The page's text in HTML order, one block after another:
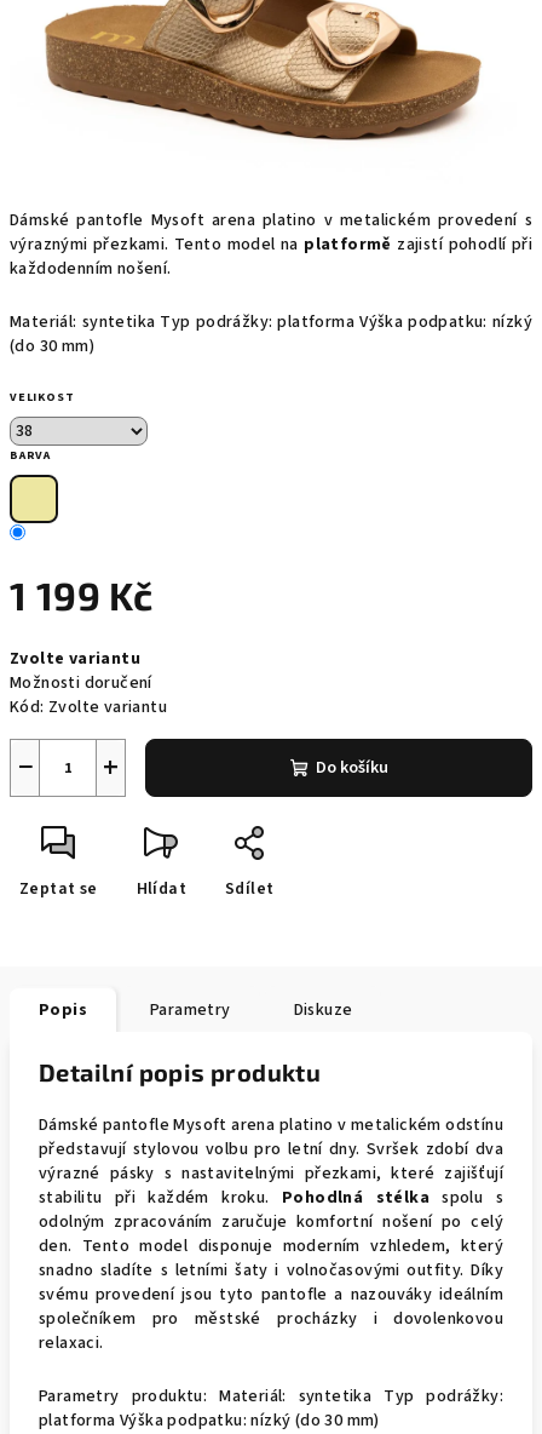
Dámské pantofle Mysoft arena platino v metalickém provedení s
výraznými přezkami. Tento model na platformě zajistí pohodlí při
každodenním nošení.
Materiál: syntetika Typ podrážky: platforma Výška podpatku: nízký
(do 30 mm)
VELIKOST
BARVA
1 199 Kč
cena:
Zvolte variantu
Možnosti doručení
Kód: Zvolte variantu
+
− Do košíku
Zeptat se Hlídat Sdílet
Popis Parametry Diskuze
Detailní popis produktu
Dámské pantofle Mysoft arena platino v metalickém odstínu
představují stylovou volbu pro letní dny. Svršek zdobí dva
výrazné pásky s nastavitelnými přezkami, které zajišťují
stabilitu při každém kroku. Pohodlná stélka spolu s
odolným zpracováním zaručuje komfortní nošení po celý
den. Tento model disponuje moderním vzhledem, který
snadno sladíte s letními šaty i volnočasovými outfity. Díky
svému provedení jsou tyto pantofle a nazouváky ideálním
společníkem pro městské procházky i dovolenkovou
relaxaci.
Parametry produktu: Materiál: syntetika Typ podrážky:
platforma Výška podpatku: nízký (do 30 mm)